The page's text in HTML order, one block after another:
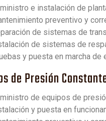
e instalación de
preventivo y
de sistemas de
de sistemas de
y puesta en marcha de
de Presión
de equipos de
y puesta en